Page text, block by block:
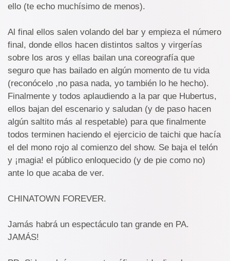
ello (te echo muchísimo de menos).
Al final ellos salen volando del bar y empieza el número
final, donde ellos hacen distintos saltos y virgerías
sobre los aros y ellas bailan una coreografía que
seguro que has bailado en algún momento de tu vida
(reconócelo ,no pasa nada, yo también lo he hecho).
Finalmente y todos aplaudiendo a la par que Hubertus,
ellos bajan del escenario y saludan (y de paso hacen
algún saltito más al respetable) para que finalmente
todos terminen haciendo el ejercicio de taichi que hacía
el del mono rojo al comienzo del show. Se baja el telón
y ¡magia! el público enloquecido (y de pie como no)
ante lo que acaba de ver.
CHINATOWN FOREVER.
Jamás habrá un espectáculo tan grande en PA.
JAMÁS!